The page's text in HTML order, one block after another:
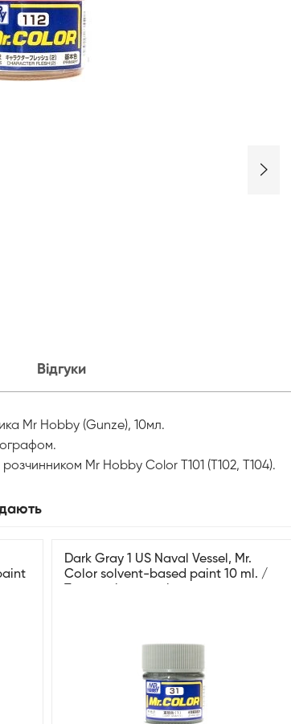
Відгуки
Mr Hobby (Gunze), 10мл.
Mr Hobby Color T101 (T102, T104).
Dark Gray 1 US Naval Vessel, Mr.
Color solvent-based paint 10 ml. /